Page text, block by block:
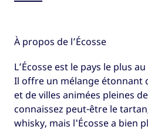
À propos de l’Écosse
L’Écosse est le pays le plus
Il offre un mélange étonnant
et de villes animées pleines
connaissez peut-être le
whisky, mais l'Écosse a bien